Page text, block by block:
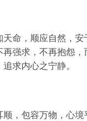
天命，顺应自然，
强求，不再抱怨
求内心之宁静。
顺，包容万物，心